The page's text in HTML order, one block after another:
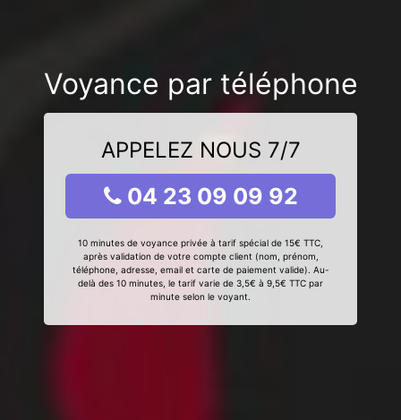
Voyance par téléphone
APPELEZ NOUS 7/7
04 23 09 09 92
10 minutes de voyance privée à tarif spécial de 15€ TTC,
après validation de votre compte client (nom, prénom,
téléphone, adresse, email et carte de paiement valide). Au-
delà des 10 minutes, le tarif varie de 3,5€ à 9,5€ TTC par
minute selon le voyant.